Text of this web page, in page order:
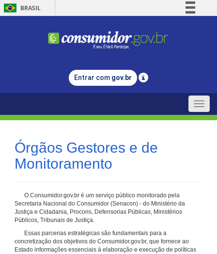
BRASIL
Comunica BR
Legislação
Entrar com gov.br
Toggle
Órgãos Gestores e de
Monitoramento
O Consumidor.gov.br é um serviço público monitorado pela
Secretaria Nacional do Consumidor (Senacon) - do Ministério da
Justiça e Cidadania, Procons, Defensorias Públicas, Ministérios
Públicos, Tribunais de Justiça.
Essas parcerias estratégicas são fundamentais para a
concretização dos objetivos do Consumidor.gov.br, que fornece ao
Estado informações essenciais à elaboração e execução de políticas